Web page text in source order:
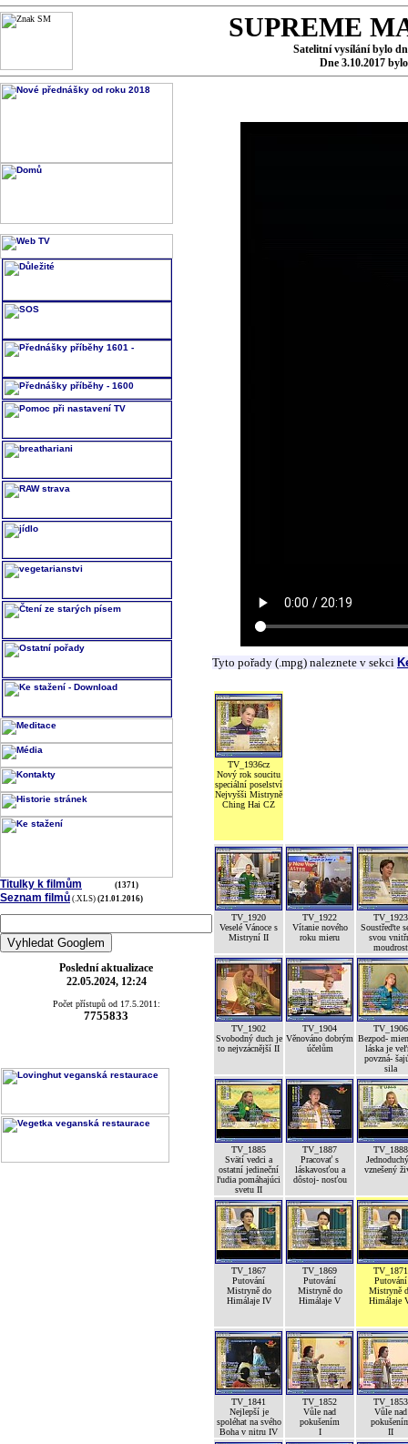
SUPREME
Satelitní vysílání bylo
Dne 3.10.2017
Titulky k filmům (1371)
Seznam filmů (.XLS) (21.01.2016)
Poslední aktualizace
22.05.2024, 12:24
Počet přístupů od 17.5.2011:
7755833
Tyto pořady (.mpg) naleznete v sekci
TV_1936cz
Nový rok soucitu
speciální poselství
Nejvyšši Mistryně
Ching Hai CZ
TV_1920
Veselé Vánoce s
Mistryní II
TV_1922
Vítanie nového
roku mieru
TV_1923
Soustřeďte
svou
moudrost
TV_1902
Svobodný duch je
to nejvzácnější II
TV_1904
Věnováno dobrým
účelům
TV_1906
Bezpod-
láska je
povzná-
sila
TV_1885
Svätí vedci a
ostatní jedineční
ľudia pomáhajúci
svetu II
TV_1887
Pracovať s
láskavosťou a
dôstoj- nosťou
TV_1888
vznešený
TV_1867
Putování
Mistryně do
Himálaje IV
TV_1869
Putování
Mistryně do
Himálaje V
TV_1871
Putování
Mistryně
Himálaje
TV_1841
Nejlepší je
spoléhat na svého
Boha v nitru IV
TV_1852
Vůle nad
pokušením
I
TV_1853
Vůle nad
II